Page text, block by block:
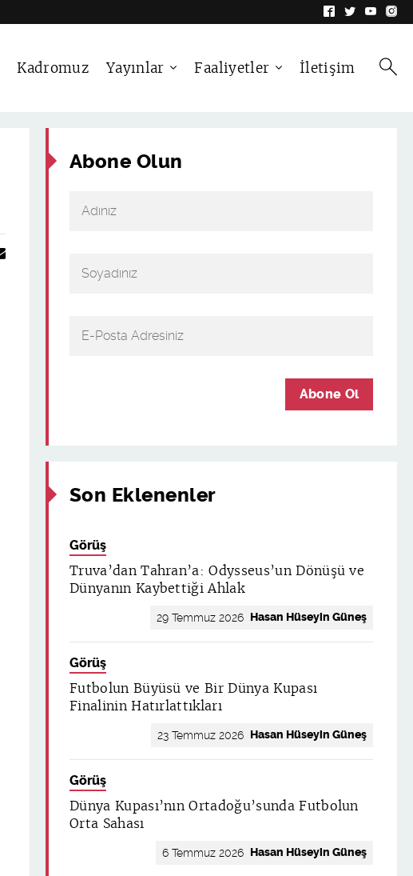
Kadromuz Yayınlar Faaliyetler İletişim
Abone Olun
Abone Ol
Son Eklenenler
Görüş
Truva’dan Tahran’a: Odysseus’un Dönüşü ve
Dünyanın Kaybettiği Ahlak
29 Temmuz 2026 Hasan Hüseyin Güneş
Görüş
Futbolun Büyüsü ve Bir Dünya Kupası
Finalinin Hatırlattıkları
23 Temmuz 2026 Hasan Hüseyin Güneş
Görüş
Dünya Kupası’nın Ortadoğu’sunda Futbolun
Orta Sahası
6 Temmuz 2026 Hasan Hüseyin Güneş